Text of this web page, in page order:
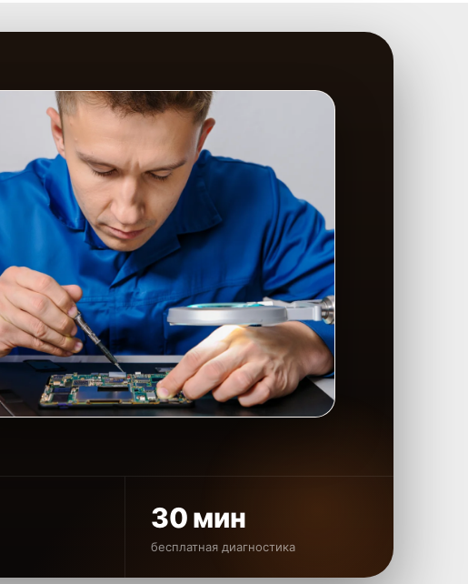
30 мин
бесплатная диагностика